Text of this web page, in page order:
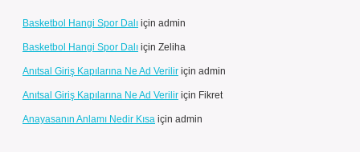
Basketbol Hangi Spor Dalı için admin
Basketbol Hangi Spor Dalı için Zeliha
Anıtsal Giriş Kapılarına Ne Ad Verilir için admin
Anıtsal Giriş Kapılarına Ne Ad Verilir için Fikret
Anayasanın Anlamı Nedir Kısa için admin